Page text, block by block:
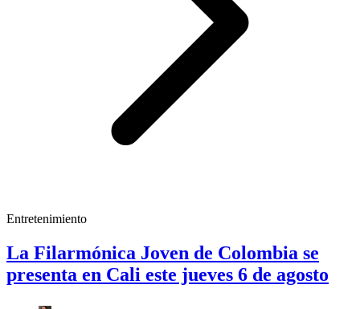
Entretenimiento
La Filarmónica Joven de Colombia se
presenta en Cali este jueves 6 de agosto